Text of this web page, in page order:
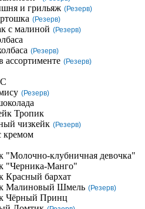
и грильяж (Резерв)
(Резерв)
с малиной (Резерв)
(Резерв)
ассортименте (Резерв)
(Резерв)
Тропик
чизкейк (Резерв)
кремом
"Молочно-клубничная девочка"
"Черника-Манго"
Красный бархат
Малиновый Шмель (Резерв)
Чёрный Принц